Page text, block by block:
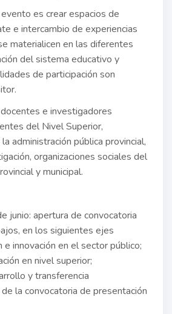
es crear espacios de
e intercambio de experiencias
materialicen en las diferentes
del sistema educativo y
de participación son
e investigadores
del Nivel Superior,
administración pública provincial,
organizaciones sociales del
y municipal.
junio: apertura de convocatoria
en los siguientes ejes
innovación en el sector público;
en nivel superior;
y transferencia
la convocatoria de presentación